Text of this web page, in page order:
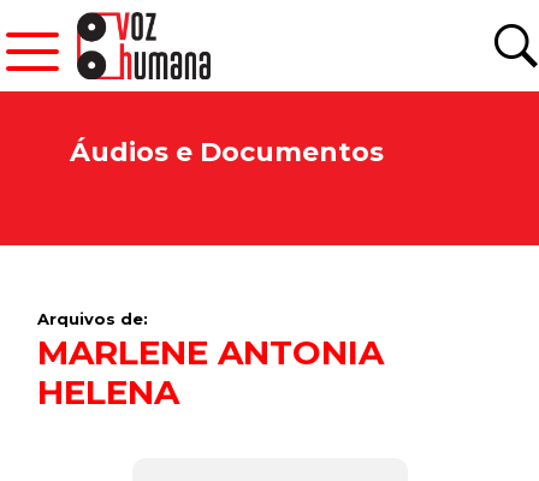
Áudios e Documentos
Arquivos de:
MARLENE ANTONIA
HELENA